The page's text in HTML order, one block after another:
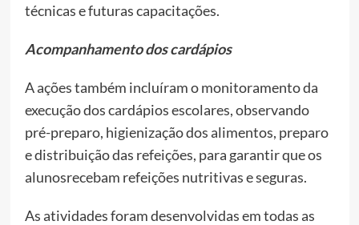
técnicas e futuras capacitações.
Acompanhamento dos cardápios
A ações também incluíram o monitoramento da
execução dos cardápios escolares, observando
pré-preparo, higienização dos alimentos, preparo
e distribuição das refeições, para garantir que os
alunosrecebam refeições nutritivas e seguras.
As atividades foram desenvolvidas em todas as